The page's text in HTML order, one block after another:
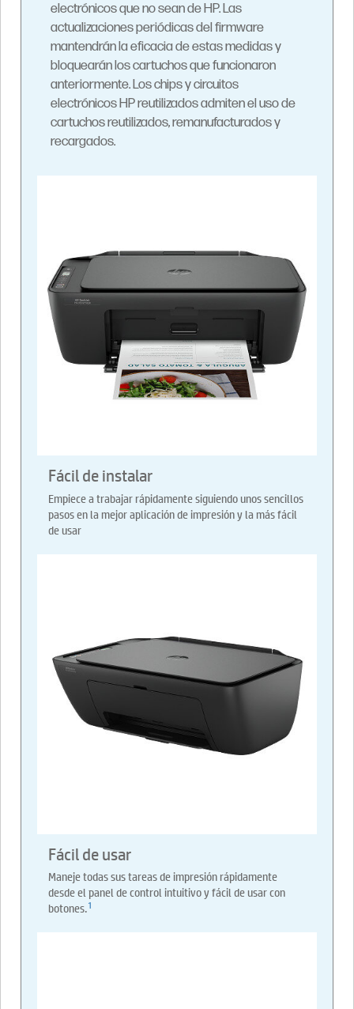
electrónicos que no sean de HP. Las
actualizaciones periódicas del firmware
mantendrán la eficacia de estas medidas y
bloquearán los cartuchos que funcionaron
anteriormente. Los chips y circuitos
electrónicos HP reutilizados admiten el uso de
cartuchos reutilizados, remanufacturados y
recargados.
Fácil de instalar
Empiece a trabajar rápidamente siguiendo unos sencillos
pasos en la mejor aplicación de impresión y la más fácil
de usar
Fácil de usar
Maneje todas sus tareas de impresión rápidamente
desde el panel de control intuitivo y fácil de usar con
botones.1